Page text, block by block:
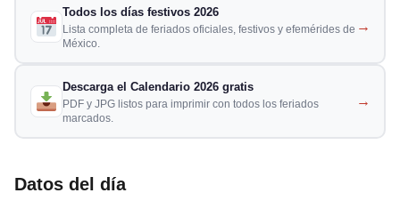
Todos los días festivos 2026
Lista completa de feriados oficiales, festivos y efemérides de
México.
→
Descarga el Calendario 2026 gratis
PDF y JPG listos para imprimir con todos los feriados
marcados.
→
Datos del día